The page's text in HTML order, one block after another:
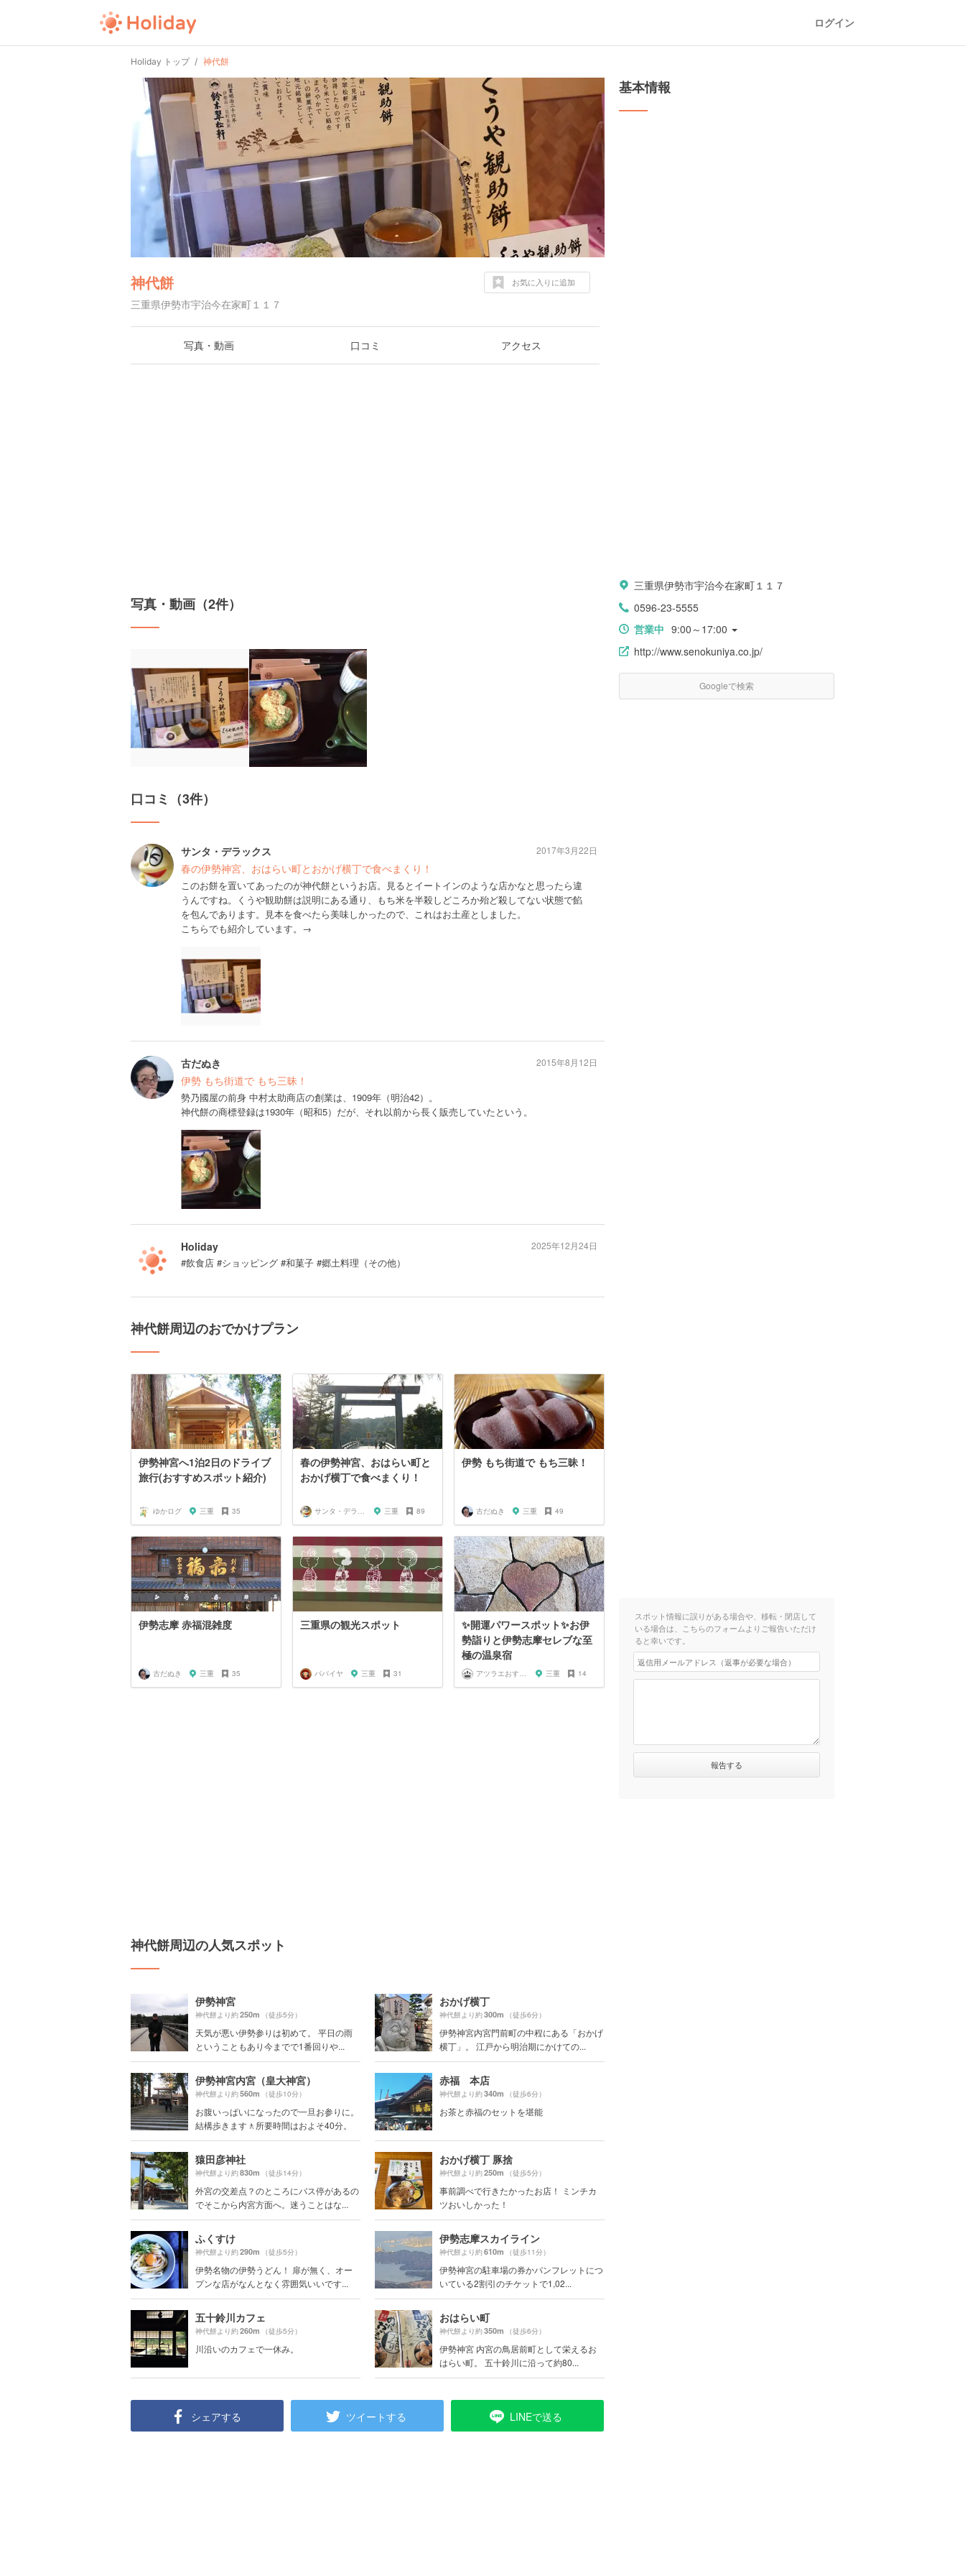
ログイン
Holiday トップ 神代餅
神代餅
三重県伊勢市宇治今在家町１１７
お気に入りに追加
写真・動画 口コミ アクセス
写真・動画（2件）
口コミ（3件）
サンタ・デラックス
春の伊勢神宮、おはらい町とおかげ横丁で食べまくり！
このお餅を置いてあったのが神代餅というお店。見るとイートインのような店かなと思ったら違
うんですね。くうや観助餅は説明にある通り、もち米を半殺しどころか殆ど殺してない状態で餡
を包んであります。見本を食べたら美味しかったので、これはお土産としました。
こちらでも紹介しています。→
2017年3月22日
古だぬき
伊勢 もち街道で もち三昧！
勢乃國屋の前身 中村太助商店の創業は、1909年（明治42）。
神代餅の商標登録は1930年（昭和5）だが、それ以前から長く販売していたという。
2015年8月12日
Holiday
#飲食店 #ショッピング #和菓子 #郷土料理（その他）
2025年12月24日
神代餅周辺のおでかけプラン
伊勢神宮へ1泊2日のドライブ
旅行(おすすめスポット紹介)
ゆかログ 三重 35
春の伊勢神宮、おはらい町と
おかげ横丁で食べまくり！
サンタ・デラックス 三重 89
伊勢 もち街道で もち三昧！
古だぬき 三重 49
伊勢志摩 赤福混雑度
古だぬき 三重 35
三重県の観光スポット
パパイヤ 三重 31
✨開運パワースポット✨お伊
勢詣りと伊勢志摩セレブな至
極の温泉宿
アツラエおすすめ旅プラン！ 三重 14
神代餅周辺の人気スポット
伊勢神宮
神代餅より約250m （徒歩5分）
天気が悪い伊勢参りは初めて。 平日の雨
ということもあり今までで1番回りや...
おかげ横丁
神代餅より約300m （徒歩6分）
伊勢神宮内宮門前町の中程にある「おかげ
横丁」。 江戸から明治期にかけての...
伊勢神宮内宮（皇大神宮）
神代餅より約560m （徒歩10分）
お腹いっぱいになったので一旦お参りに。
結構歩きます🚶所要時間はおよそ40分。
赤福 本店
神代餅より約340m （徒歩6分）
お茶と赤福のセットを堪能
猿田彦神社
神代餅より約830m （徒歩14分）
外宮の交差点？のところにバス停があるの
でそこから内宮方面へ。迷うことはな...
おかげ横丁 豚捨
神代餅より約250m （徒歩5分）
事前調べで行きたかったお店！ ミンチカ
ツおいしかった！
ふくすけ
神代餅より約290m （徒歩5分）
伊勢名物の伊勢うどん！ 扉が無く、オー
プンな店がなんとなく雰囲気いいです...
伊勢志摩スカイライン
神代餅より約610m （徒歩11分）
伊勢神宮の駐車場の券かパンフレットにつ
いている2割引のチケットで1,02...
五十鈴川カフェ
神代餅より約260m （徒歩5分）
川沿いのカフェで一休み。
おはらい町
神代餅より約350m （徒歩6分）
伊勢神宮 内宮の鳥居前町として栄えるお
はらい町。 五十鈴川に沿って約80...
シェアする ツイートする LINEで送る
基本情報
三重県伊勢市宇治今在家町１１７
0596-23-5555
営業中 9:00～17:00
http://www.senokuniya.co.jp/
Googleで検索
スポット情報に誤りがある場合や、移転・閉店して
いる場合は、こちらのフォームよりご報告いただけ
ると幸いです。